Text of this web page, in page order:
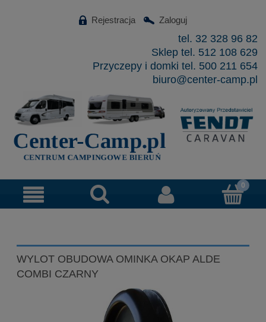
Rejestracja Zaloguj
tel. 32 328 96 82
Sklep tel. 512 108 629
Przyczepy i domki tel. 500 211 654
biuro@center-camp.pl
WYLOT OBUDOWA OMINKA OKAP ALDE
COMBI CZARNY